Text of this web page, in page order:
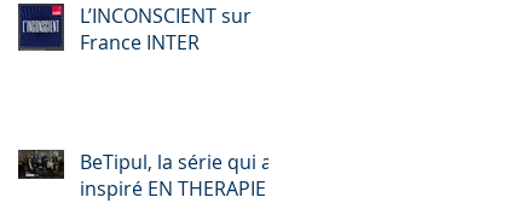
! »
L’INCONSCIENT sur
France INTER
BeTipul, la série qui a
inspiré EN THERAPIE